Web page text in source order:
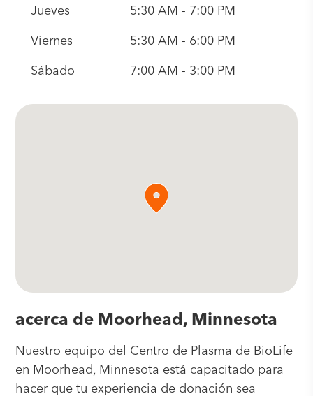
Jueves 5:30 AM - 7:00 PM
Viernes 5:30 AM - 6:00 PM
Sábado 7:00 AM - 3:00 PM
acerca de Moorhead, Minnesota
Nuestro equipo del Centro de Plasma de BioLife
en Moorhead, Minnesota está capacitado para
hacer que tu experiencia de donación sea